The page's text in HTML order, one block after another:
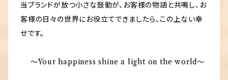
当ブランドが放つ小さな鼓動が、お客様の物語と共鳴し、お
客様の日々の世界にお役立てできましたら、この上ない幸
せです。
〜Your happiness shine a light on the world〜